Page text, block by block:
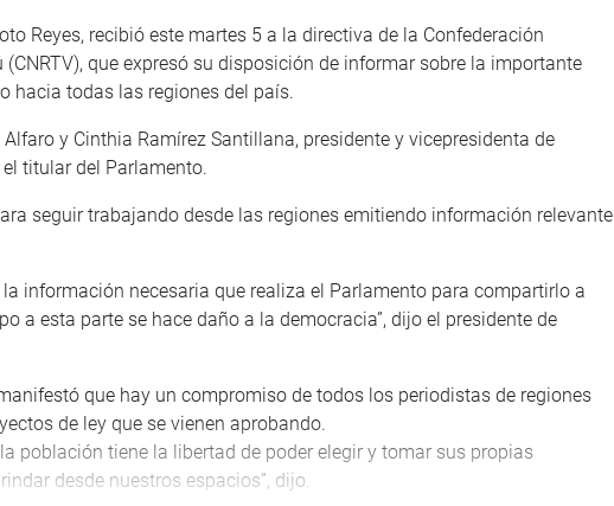
Reyes, recibió este martes 5 a la directiva de la Confederación
que expresó su disposición de informar sobre la importante
hacia todas las regiones del país.
y Cinthia Ramírez Santillana, presidente y vicepresidenta de
titular del Parlamento.
seguir trabajando desde las regiones emitiendo información relevante
información necesaria que realiza el Parlamento para compartirlo a
a esta parte se hace daño a la democracia”, dijo el presidente de
que hay un compromiso de todos los periodistas de regiones
de ley que se vienen aprobando.
población tiene la libertad de poder elegir y tomar sus propias
desde nuestros espacios”, dijo.